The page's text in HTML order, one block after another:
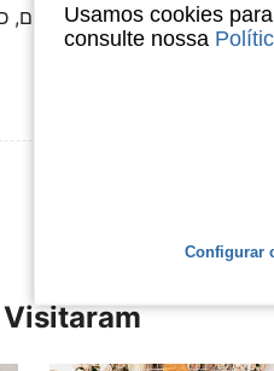
שמלה יפה מאוד, בד נעים, כמו בתמונות. המידה כמו בתיאור. Usamos cookies
consulte nossa
Configurar